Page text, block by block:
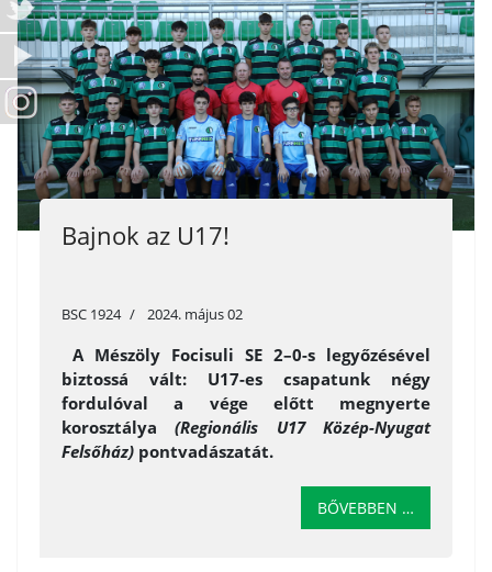
Bajnok az U17!
BSC 1924 2024. május 02
A Mészöly Focisuli SE 2–0-s legyőzésével
biztossá vált: U17-es csapatunk négy
fordulóval a vége előtt megnyerte
korosztálya(Regionális U17 Közép-Nyugat
Felsőház) pontvadászatát.
BŐVEBBEN …